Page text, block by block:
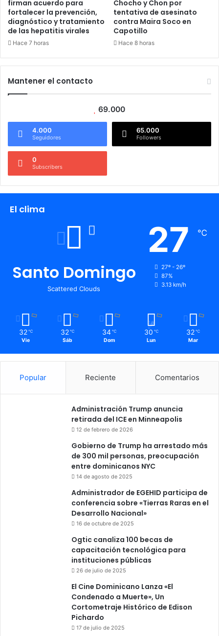
firman acuerdo para
fortalecer la prevención,
diagnóstico y tratamiento
de las hepatitis virales
Hace 7 horas
Chocho y Chon por
tentativa de asesinato
contra Maira Soco en
Capotillo
Hace 8 horas
Mantener el contacto
69.000
4.000
Seguidores
65.000
Followers
0
Subscribers
El clima
Santo Domingo
Scattered Clouds
27 ℃
27º - 26º
87%
3.13 km/h
32 ℃
Vie
32 ℃
Sáb
34 ℃
Dom
30 ℃
Lun
32 ℃
Mar
Popular Reciente Comentarios
Administración Trump anuncia
retirada del ICE en Minneapolis
12 de febrero de 2026
Gobierno de Trump ha arrestado más
de 300 mil personas, preocupación
entre dominicanos NYC
14 de agosto de 2025
Administrador de EGEHID participa de
conferencia sobre «Tierras Raras en el
Desarrollo Nacional»
16 de octubre de 2025
Ogtic canaliza 100 becas de
capacitación tecnológica para
instituciones públicas
26 de julio de 2025
El Cine Dominicano Lanza «El
Condenado a Muerte», Un
Cortometraje Histórico de Edison
Pichardo
17 de julio de 2025